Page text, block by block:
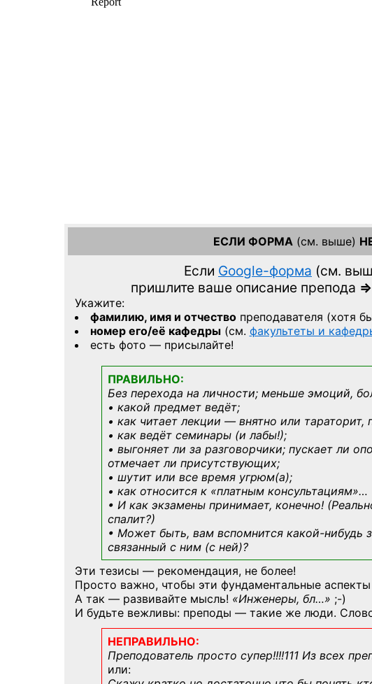
ЕСЛИ ФОРМА (см. выше)
Если Google-форма (см.
пришлите ваше описание препода =>
Укажите:
фамилию, имя и отчествопреподавателя (хотя
номер его/её кафедры(см. факультеты и
есть фото — присылайте!
ПРАВИЛЬНО:
Без перехода на личности; меньше эмоций,
• какой предмет ведёт;
• как читает лекции — внятно или тараторит,
• как ведёт семинары (и лабы!);
• выгоняет ли за разговорчики; пускает ли
отмечает ли присутствующих;
• шутит или все время угрюм(а);
• как относится к «платным консультациям»…
• И как экзамены принимает, конечно!
спалит?)
• Может быть, вам вспомнится какой-нибудь
связанный с ним (с ней)?
Эти тезисы — рекомендация, не более!
Просто важно, чтобы эти фундаментальные
А так — развивайте мысль! «Инженеры, бл…» ;-)
И будьте вежливы: преподы — такие же люди.
НЕПРАВИЛЬНО:
Преподователь просто супер!!!!111 Из всех
или: